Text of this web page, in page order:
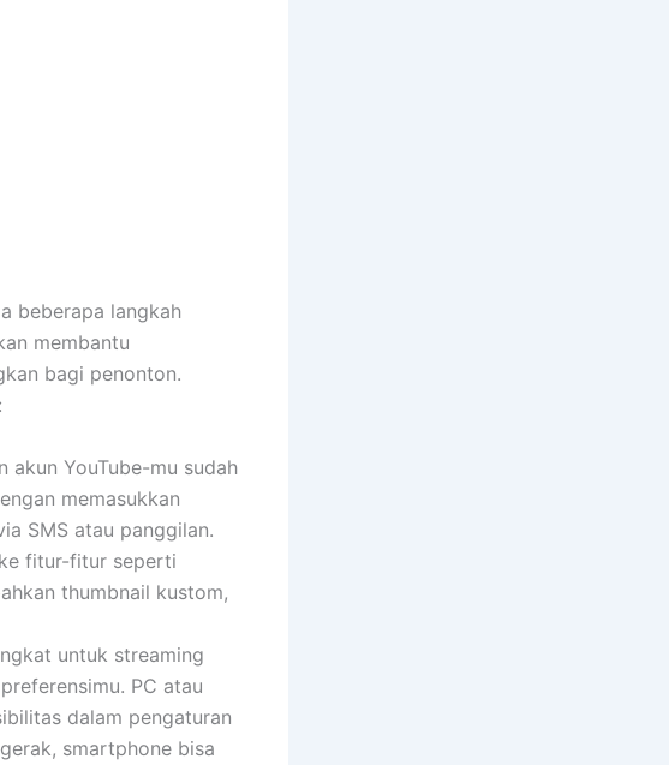
beberapa langkah
membantu
bagi penonton.
akun YouTube-mu sudah
memasukkan
SMS atau panggilan.
fitur-fitur seperti
thumbnail kustom,
untuk streaming
PC atau
dalam pengaturan
smartphone bisa